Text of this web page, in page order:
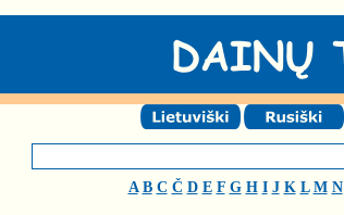
A B C Č D E F G H I J K L M N